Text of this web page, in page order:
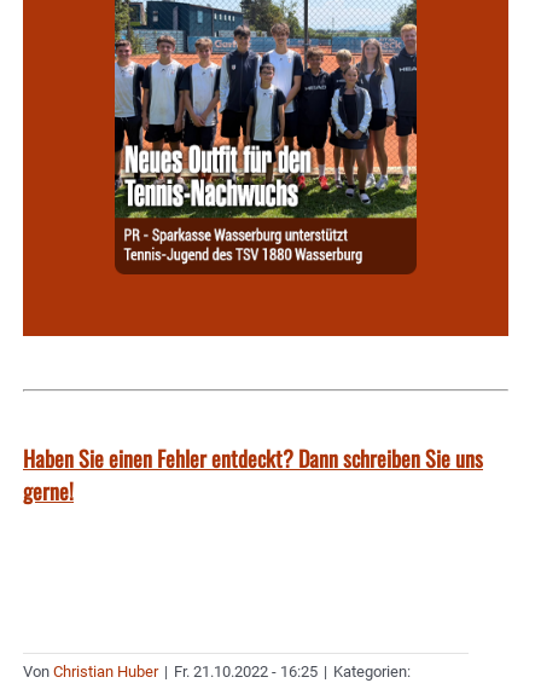
Haben Sie einen Fehler entdeckt? Dann schreiben Sie uns
gerne!
Von Christian Huber | Fr. 21.10.2022 - 16:25 | Kategorien: